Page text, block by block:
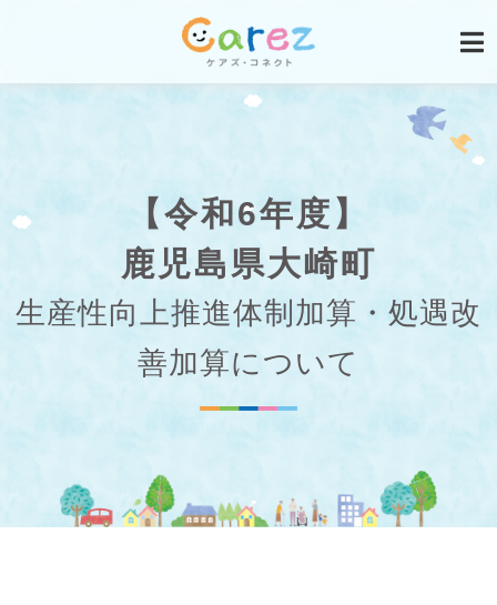
【令和6年度】
鹿児島県大崎町
生産性向上推進体制加算・処遇改
善加算について